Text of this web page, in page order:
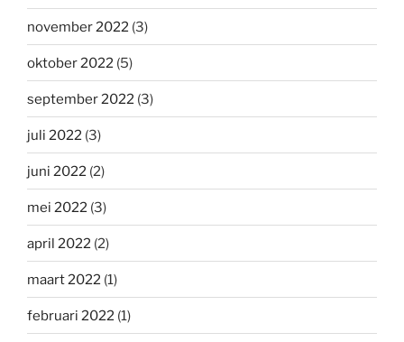
november 2022 (3)
oktober 2022 (5)
september 2022 (3)
juli 2022 (3)
juni 2022 (2)
mei 2022 (3)
april 2022 (2)
maart 2022 (1)
februari 2022 (1)